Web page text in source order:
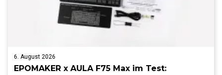
6. August 2026
EPOMAKER x AULA F75 Max im Test: